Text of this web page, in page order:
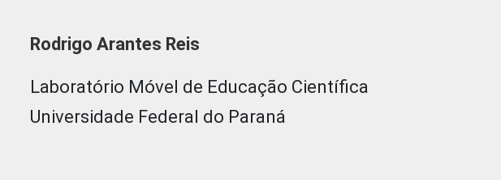
Rodrigo Arantes Reis
Laboratório Móvel de Educação Científica
Universidade Federal do Paraná